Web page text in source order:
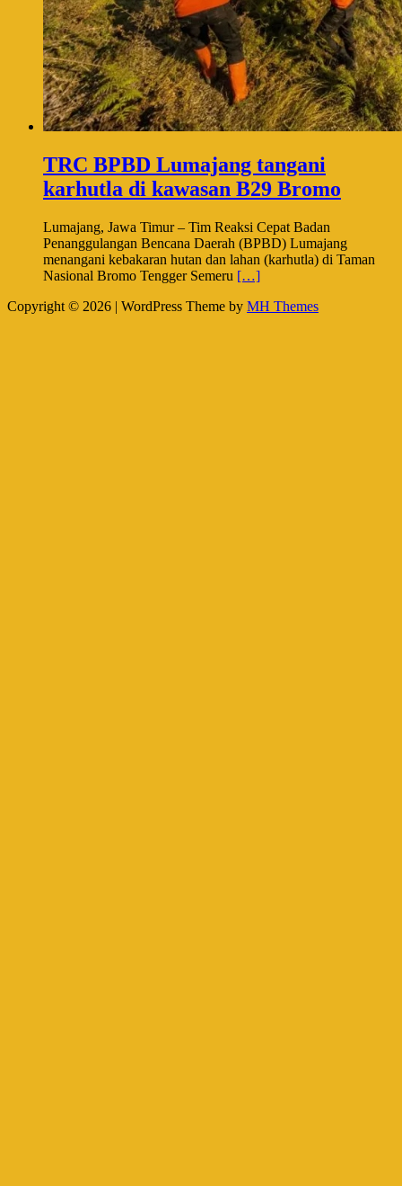
TRC BPBD Lumajang tangani
karhutla di kawasan B29 Bromo
Lumajang, Jawa Timur – Tim Reaksi Cepat Badan
Penanggulangan Bencana Daerah (BPBD) Lumajang
menangani kebakaran hutan dan lahan (karhutla) di Taman
Nasional Bromo Tengger Semeru […]
Copyright © 2026 | WordPress Theme by MH Themes